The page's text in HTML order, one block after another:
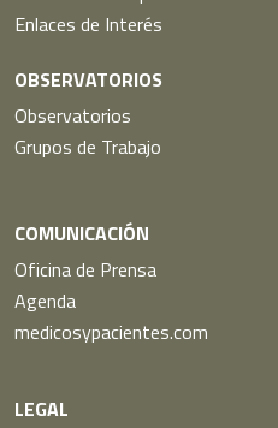
Enlaces de Interés
OBSERVATORIOS
Observatorios
Grupos de Trabajo
COMUNICACIÓN
Oficina de Prensa
Agenda
medicosypacientes.com
LEGAL